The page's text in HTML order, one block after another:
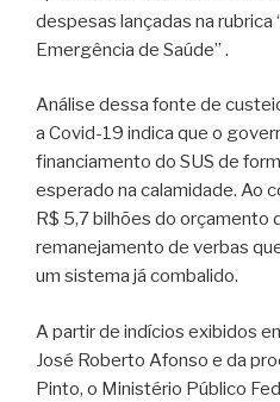
despesas lançadas na
Emergência de Saúde” .
Análise dessa fonte de
a Covid-19 indica que o
financiamento do SUS de
esperado na calamidade. Ao
R$ 5,7 bilhões do orçamento
remanejamento de verbas
um sistema já combalido.
A partir de indícios exibidos
José Roberto Afonso e da
Pinto, o Ministério Público